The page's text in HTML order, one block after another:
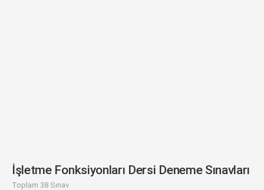
İşletme Fonksiyonları Dersi Deneme Sınavları
Toplam 38 Sınav